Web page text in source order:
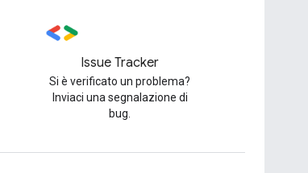
Issue Tracker
Si è verificato un problema?
Inviaci una segnalazione di
bug.